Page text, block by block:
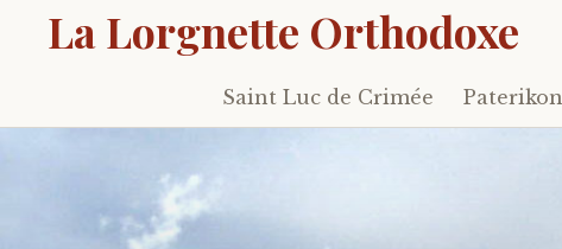
La Lorgnette Orthodoxe
Skip
to
Saint Luc de Crimée Paterikon